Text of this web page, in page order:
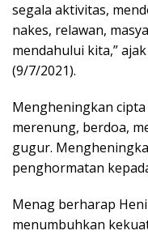
segala aktivitas,
nakes, relawan,
mendahului kita,”
(9/7/2021).
Mengheningkan
merenung, berdoa,
gugur.
penghormatan
Menag berharap
menumbuhkan